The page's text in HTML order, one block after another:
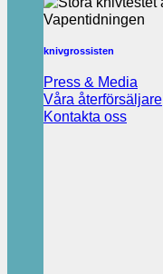
knivgrossisten
Press & Media
Våra återförsäljare
Kontakta oss